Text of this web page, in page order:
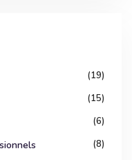
(19)
(15)
(6)
(8)